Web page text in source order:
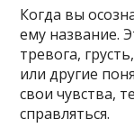
Когда вы
ему название.
тревога,
или другие
свои чувства,
справляться.